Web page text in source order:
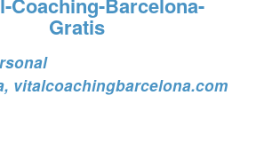
, vitalcoachingbarcelona.com